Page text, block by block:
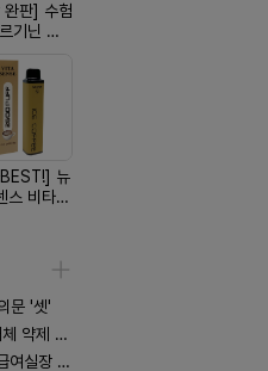
완판] 수험
기닌 에
뉴
스 비타민
문 '셋'
충분"
윤유경